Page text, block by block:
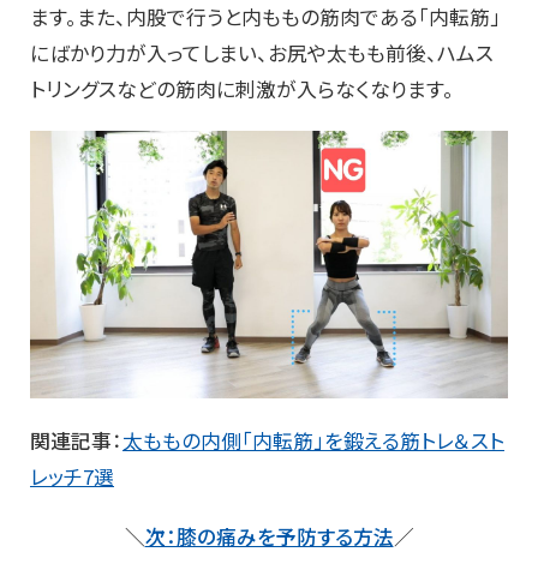
ます。また、内股で行うと内ももの筋肉である「内転筋」
にばかり力が入ってしまい、お尻や太もも前後、ハムス
トリングスなどの筋肉に刺激が入らなくなります。
関連記事：太ももの内側「内転筋」を鍛える筋トレ＆スト
レッチ7選
＼次：膝の痛みを予防する方法／